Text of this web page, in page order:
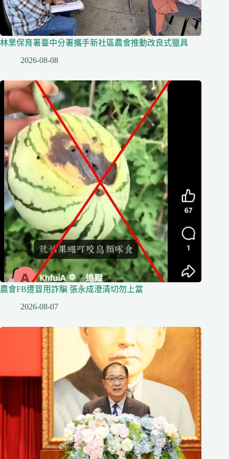
林業保育署臺中分署攜手新社區農會推動改良式獵具
2026-08-08
農會FB遭冒用詐騙 張永成澄清切勿上當
2026-08-07